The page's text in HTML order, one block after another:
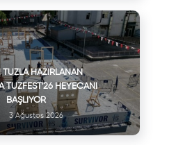
TUZLA HAZIRLANAN
TUZFEST'26 HEYECANI
BAŞLIYOR
3 Ağustos 2026